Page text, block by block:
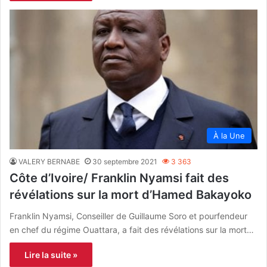
À la Une
VALERY BERNABE 30 septembre 2021 3 363
Côte d’Ivoire/ Franklin Nyamsi fait des
révélations sur la mort d’Hamed Bakayoko
Franklin Nyamsi, Conseiller de Guillaume Soro et pourfendeur
en chef du régime Ouattara, a fait des révélations sur la mort…
Lire la suite »